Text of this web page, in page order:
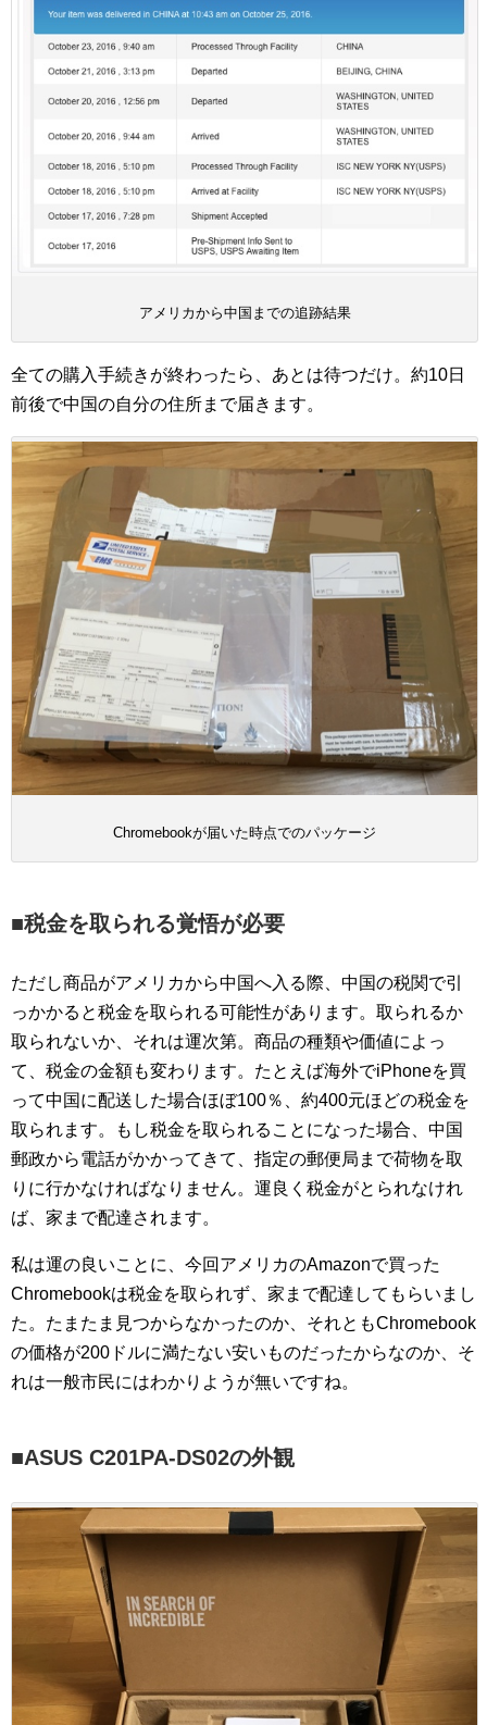
アメリカから中国までの追跡結果
全ての購入手続きが終わったら、あとは待つだけ。約10日
前後で中国の自分の住所まで届きます。
Chromebookが届いた時点でのパッケージ
■税金を取られる覚悟が必要
ただし商品がアメリカから中国へ入る際、中国の税関で引
っかかると税金を取られる可能性があります。取られるか
取られないか、それは運次第。商品の種類や価値によっ
て、税金の金額も変わります。たとえば海外でiPhoneを買
って中国に配送した場合ほぼ100％、約400元ほどの税金を
取られます。もし税金を取られることになった場合、中国
郵政から電話がかかってきて、指定の郵便局まで荷物を取
りに行かなければなりません。運良く税金がとられなけれ
ば、家まで配達されます。
私は運の良いことに、今回アメリカのAmazonで買った
Chromebookは税金を取られず、家まで配達してもらいまし
た。たまたま見つからなかったのか、それともChromebook
の価格が200ドルに満たない安いものだったからなのか、そ
れは一般市民にはわかりようが無いですね。
■ASUS C201PA-DS02の外観